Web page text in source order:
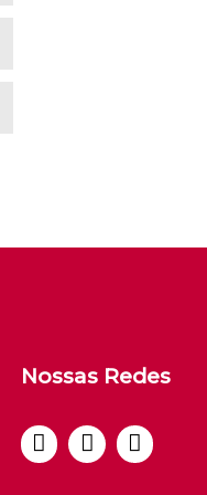
Nossas Redes